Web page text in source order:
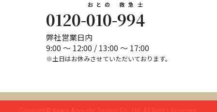
0120-010
おとの
-994
救急士
弊社営業日内
9:00 ～ 12:00 / 13:00 ～ 17:00
※土日はお休みさせていただいております。